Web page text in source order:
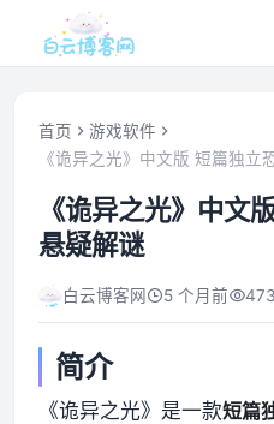
首页
网站源码
软件仓库
主题插件
首页
游戏软件
《诡异之光》中文版 短篇独立
《诡异之光》中文
悬疑解谜
白云博客网 5 个月前 473
简介
《诡异之光》是一款短篇